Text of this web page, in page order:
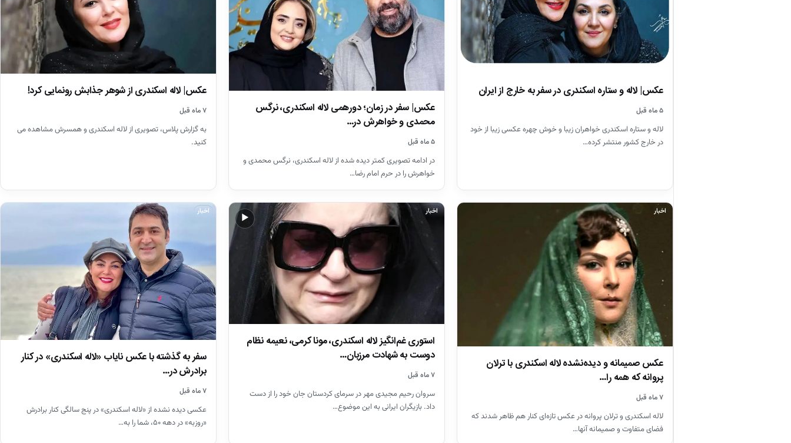
عکس| لاله و ستاره اسکندری در سفر به خارج از ایران
۵ ماه قبل
لاله و ستاره اسکندری خواهران زیبا و خوش چهره عکسی زیبا از خود
در خارج کشور منتشر کرده…
عکس| سفر در زمان؛ دورهمی لاله اسکندری، نرگس
محمدی و خواهرش در…
۵ ماه قبل
در ادامه تصویری کمتر دیده شده از لاله اسکندری، نرگس محمدی و
خواهرش را در حرم امام رضا…
عکس| لاله اسکندری از شوهر جذابش رونمایی کرد!
۷ ماه قبل
به گزارش پلاس، تصویری از لاله اسکندری و همسرش مشاهده می
کنید.
اخبار
عکس صمیمانه و دیده‌نشده لاله اسکندری با ترلان
پروانه که همه را…
۷ ماه قبل
لاله اسکندری و ترلان پروانه در عکس تازه‌ای کنار هم ظاهر شدند که
فضای متفاوت و صمیمانه آنها…
▶
اخبار
استوری غم‌انگیز لاله اسکندری، مونا کرمی، نعیمه نظام
دوست به شهادت مرزبان…
۷ ماه قبل
سروان رحیم مجیدی مهر در سرمای کردستان جان خود را از دست
داد. بازیگران ایرانی به این موضوع…
اخبار
سفر به گذشته با عکس نایاب «لاله اسکندری» در کنار
برادرش در…
۷ ماه قبل
عکسی دیده نشده از «لاله اسکندری» در پنج سالگی کنار برادرش
«روزبه» در دهه ۵۰، شما را به…